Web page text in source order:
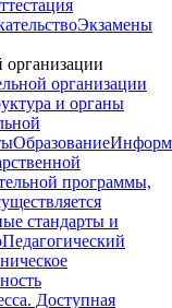
Экзамены
организации
организации
и органы
Образование
программы,
стандарты и
Педагогический
Доступная